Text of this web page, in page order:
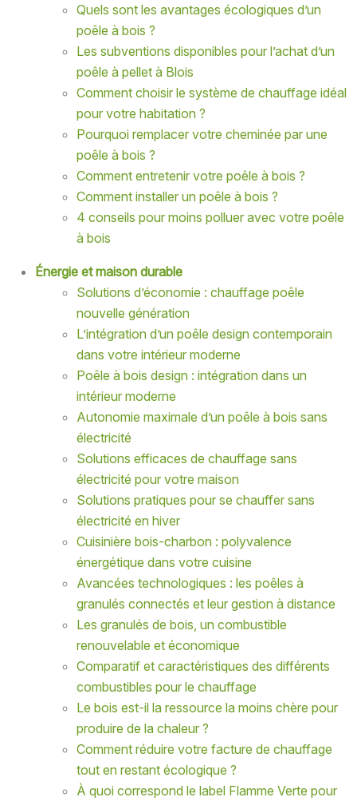
Quels sont les avantages écologiques d’un
poêle à bois ?
Les subventions disponibles pour l’achat d’un
poêle à pellet à Blois
Comment choisir le système de chauffage idéal
pour votre habitation ?
Pourquoi remplacer votre cheminée par une
poêle à bois ?
Comment entretenir votre poêle à bois ?
Comment installer un poêle à bois ?
4 conseils pour moins polluer avec votre poêle
à bois
Énergie et maison durable
Solutions d’économie : chauffage poêle
nouvelle génération
L’intégration d’un poêle design contemporain
dans votre intérieur moderne
Poêle à bois design : intégration dans un
intérieur moderne
Autonomie maximale d’un poêle à bois sans
électricité
Solutions efficaces de chauffage sans
électricité pour votre maison
Solutions pratiques pour se chauffer sans
électricité en hiver
Cuisinière bois-charbon : polyvalence
énergétique dans votre cuisine
Avancées technologiques : les poêles à
granulés connectés et leur gestion à distance
Les granulés de bois, un combustible
renouvelable et économique
Comparatif et caractéristiques des différents
combustibles pour le chauffage
Le bois est-il la ressource la moins chère pour
produire de la chaleur ?
Comment réduire votre facture de chauffage
tout en restant écologique ?
À quoi correspond le label Flamme Verte pour